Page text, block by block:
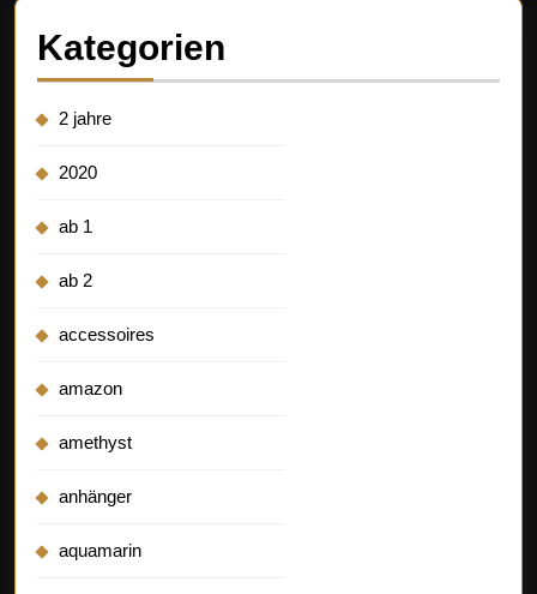
Kategorien
2 jahre
2020
ab 1
ab 2
accessoires
amazon
amethyst
anhänger
aquamarin